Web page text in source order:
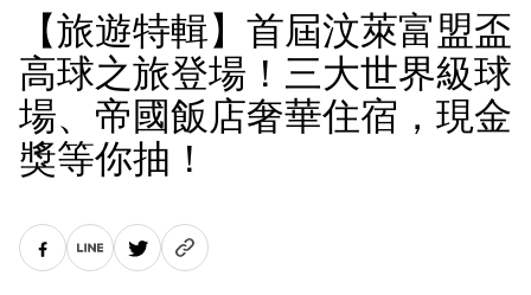
【旅遊特輯】首屆汶萊富盟盃
高球之旅登場！三大世界級球
場、帝國飯店奢華住宿，現金
獎等你抽！